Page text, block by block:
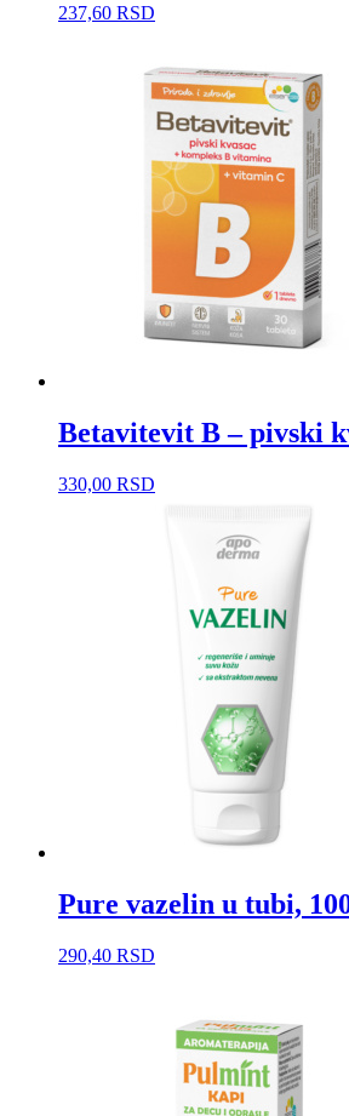
237,60 RSD
Betavitevit B – pivski
330,00 RSD
Pure vazelin u tubi,
290,40 RSD